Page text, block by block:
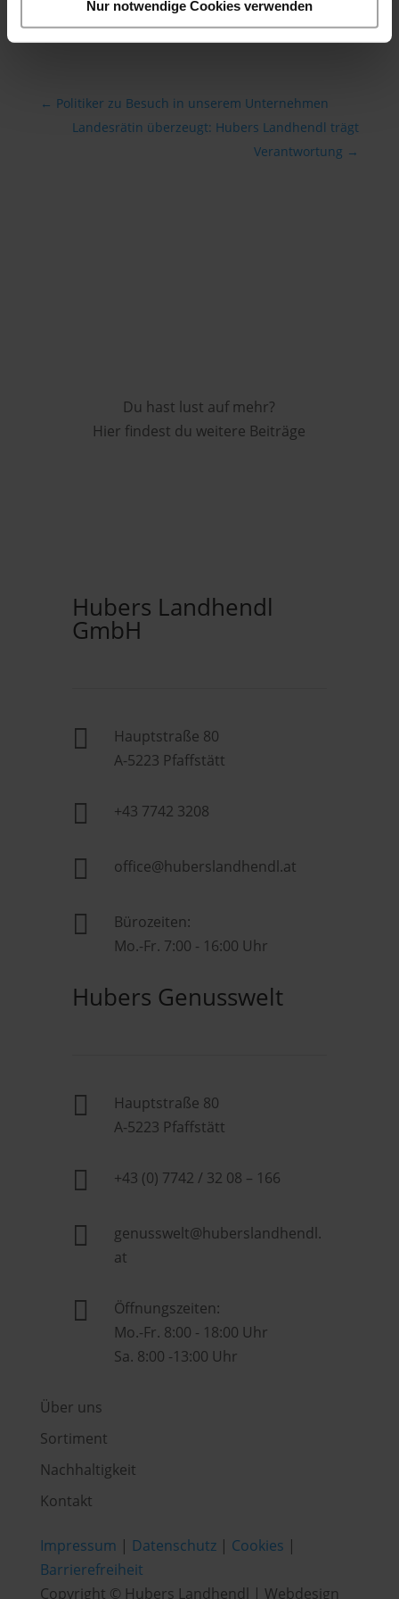
Nur notwendige Cookies verwenden
← Politiker zu Besuch in unserem Unternehmen
Landesrätin überzeugt: Hubers Landhendl trägt
Verantwortung →
Du hast lust auf mehr?
Hier findest du weitere Beiträge
Hubers Landhendl
GmbH

Hauptstraße 80
A-5223 Pfaffstätt
 +43 7742 3208
 office@huberslandhendl.at

Bürozeiten:
Mo.-Fr. 7:00 - 16:00 Uhr
Hubers Genusswelt

Hauptstraße 80
A-5223 Pfaffstätt
 +43 (0) 7742 / 32 08 – 166

genusswelt@huberslandhendl.
at

Öffnungszeiten:
Mo.-Fr. 8:00 - 18:00 Uhr
Sa. 8:00 -13:00 Uhr
Über uns
Sortiment
Nachhaltigkeit
Kontakt
Impressum | Datenschutz| Cookies |
Barrierefreiheit
Copyright © Hubers Landhendl | Webdesign